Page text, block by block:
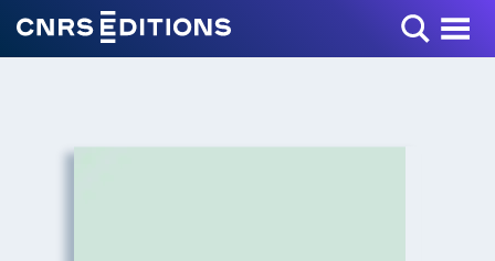
Toggle Menu